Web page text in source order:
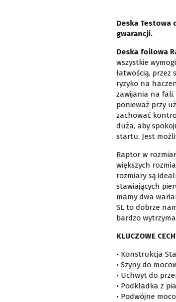
Deska Testowa
gwarancji.
Deska foilowa
wszystkie
łatwością,
ryzyko na
zawijania na fali.
ponieważ przy
zachować
duża, aby
startu. Jest
Raptor w
większych
rozmiary są
stawiających
mamy dwa
SL to dobrze
bardzo
KLUCZOWE
• Konstrukcja
• Szyny do
• Uchwyt do
• Podkładka z
• Podwójne